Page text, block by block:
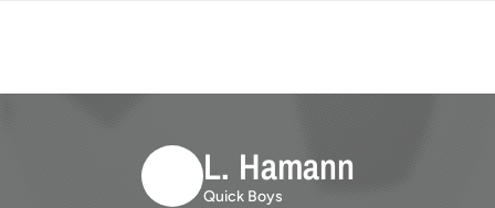
L. Hamann
Quick Boys